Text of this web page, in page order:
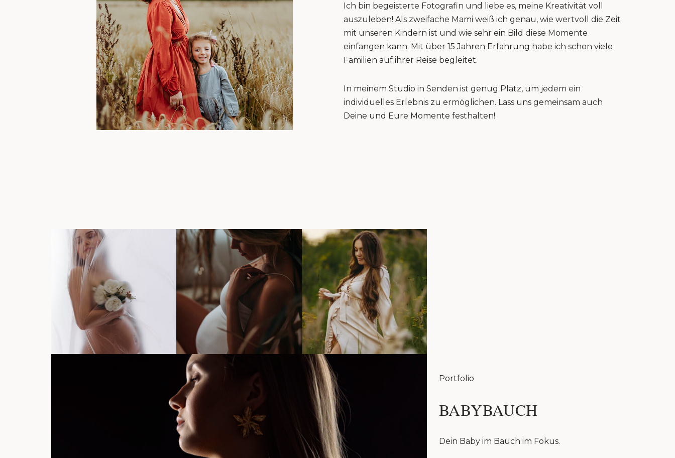
Ich bin begeisterte Fotografin und liebe es, meine Kreativität voll
auszuleben! Als zweifache Mami weiß ich genau, wie wertvoll die Zeit
mit unseren Kindern ist und wie sehr ein Bild diese Momente
einfangen kann. Mit über 15 Jahren Erfahrung habe ich schon viele
Familien auf ihrer Reise begleitet.
In meinem Studio in Senden ist genug Platz, um jedem ein
individuelles Erlebnis zu ermöglichen. Lass uns gemeinsam auch
Deine und Eure Momente festhalten!
Portfolio
BABYBAUCH
Dein Baby im Bauch im Fokus.